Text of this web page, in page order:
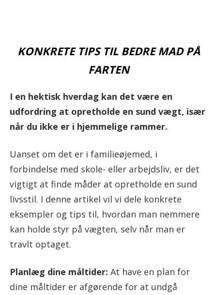
KONKRETE TIPS TIL BEDRE MAD PÅ
FARTEN
I en hektisk hverdag kan det være en
udfordring at opretholde en sund vægt, især
når du ikke er i hjemmelige rammer.
Uanset om det er i familieøjemed, i
forbindelse med skole- eller arbejdsliv, er det
vigtigt at finde måder at opretholde en sund
livsstil. I denne artikel vil vi dele konkrete
eksempler og tips til, hvordan man nemmere
kan holde styr på vægten, selv når man er
travlt optaget.
Planlæg dine måltider: At have en plan for
dine måltider er afgørende for at undgå